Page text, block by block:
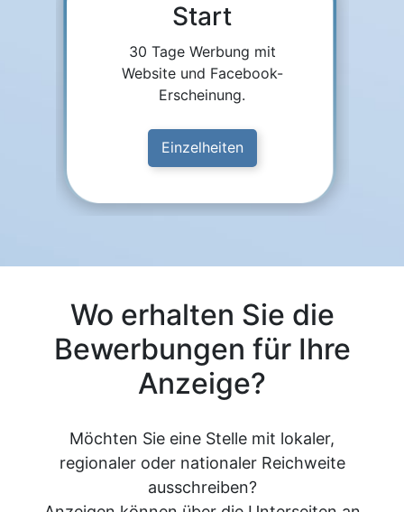
Start
30 Tage Werbung mit
Website und Facebook-
Erscheinung.
Einzelheiten
Wo erhalten Sie die
Bewerbungen für Ihre
Anzeige?
Möchten Sie eine Stelle mit lokaler,
regionaler oder nationaler Reichweite
ausschreiben?